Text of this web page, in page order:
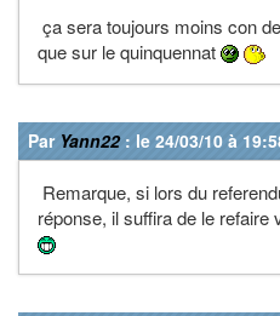
ça sera toujours moins con
que sur le quinquennat
Par Yann22: le 24/03/10 à
Remarque, si lors du
réponse, il suffira de le refaire